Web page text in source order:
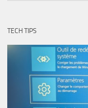
TECH TIPS